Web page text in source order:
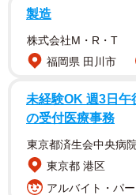
宮﨑さんは元Ｖ6で俳
18年10月に第１子長
製造
株式会社M・R・T
福岡県 田川市
未経験OK 週3日午
の受付医療事務
東京都済生会中央病院
東京都 港区
アルバイト・パ